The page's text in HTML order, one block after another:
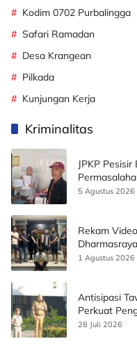
Kodim 0702 Purbalingga
Safari Ramadan
Desa Krangean
Pilkada
Kunjungan Kerja
Kriminalitas
JPKP
5 Agustus 2026
Rekam
Korban
1 Agustus 2026
Antisipasi
Perkuat
Publik
28 Juli 2026